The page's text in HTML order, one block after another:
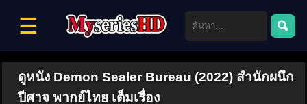
☰
ดูหนัง Demon Sealer Bureau (2022) สำนักผนึก
ปีศาจ พากย์ไทย เต็มเรื่อง